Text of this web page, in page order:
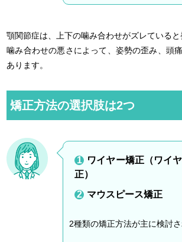
顎関節症は、上下の噛み合わせがズレていると
噛み合わせの悪さによって、姿勢の歪み、頭
あります。
矯正方法の選択肢は2つ
ワイヤー矯正（ワイ
正）
マウスピース矯正
2種類の矯正方法が主に検討さ